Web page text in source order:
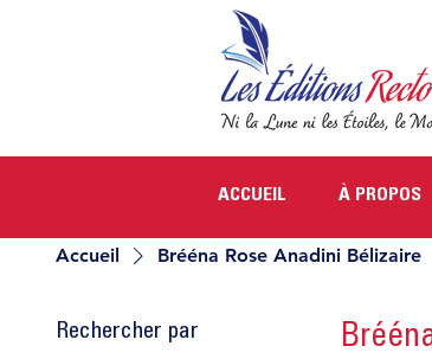
ACCUEIL À PROPOS
Accueil Brééna Rose Anadini Bélizaire
Rechercher par